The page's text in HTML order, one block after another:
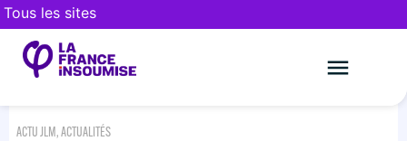
Tous les sites
ACTU JLM,ACTUALITÉS